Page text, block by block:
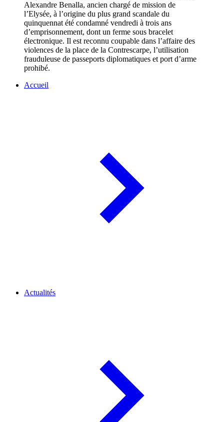
Alexandre Benalla, ancien chargé de mission de
l’Elysée, à l’origine du plus grand scandale du
quinquennat été condamné vendredi à trois ans
d’emprisonnement, dont un ferme sous bracelet
électronique. Il est reconnu coupable dans l’affaire des
violences de la place de la Contrescarpe, l’utilisation
frauduleuse de passeports diplomatiques et port d’arme
prohibé.
Accueil
Actualités